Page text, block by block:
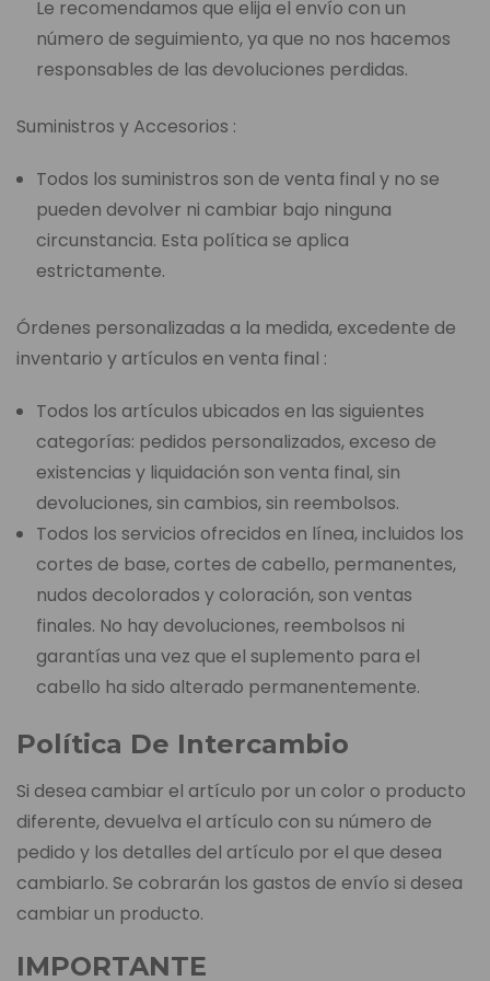
Le recomendamos que elija el envío con un
número de seguimiento, ya que no nos hacemos
responsables de las devoluciones perdidas.
Suministros y Accesorios :
Todos los suministros son de venta final y no se
pueden devolver ni cambiar bajo ninguna
circunstancia. Esta política se aplica
estrictamente.
Órdenes personalizadas a la medida, excedente de
inventario y artículos en venta final :
Todos los artículos ubicados en las siguientes
categorías: pedidos personalizados, exceso de
existencias y liquidación son venta final, sin
devoluciones, sin cambios, sin reembolsos.
Todos los servicios ofrecidos en línea, incluidos los
cortes de base, cortes de cabello, permanentes,
nudos decolorados y coloración, son ventas
finales. No hay devoluciones, reembolsos ni
garantías una vez que el suplemento para el
cabello ha sido alterado permanentemente.
Política De Intercambio
Si desea cambiar el artículo por un color o producto
diferente, devuelva el artículo con su número de
pedido y los detalles del artículo por el que desea
cambiarlo. Se cobrarán los gastos de envío si desea
cambiar un producto.
IMPORTANTE